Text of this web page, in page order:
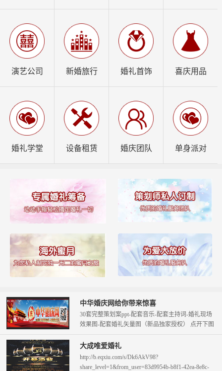
演艺公司 新婚旅行 婚礼首饰 喜庆用品
婚礼学堂 设备租赁 婚庆团队 单身派对
中华婚庆网给你带来惊喜
30套完整策划案ppt-配套音乐-配套主持词-婚礼现场
效果图-配套婚礼矢量图（新品独家授权） 点开下图
大成唯爱婚礼
http://b.eqxiu.com/s/Dk6AkV98?
share_level=1&from_user=83d9954b-b8f1-42ea-8e8c-